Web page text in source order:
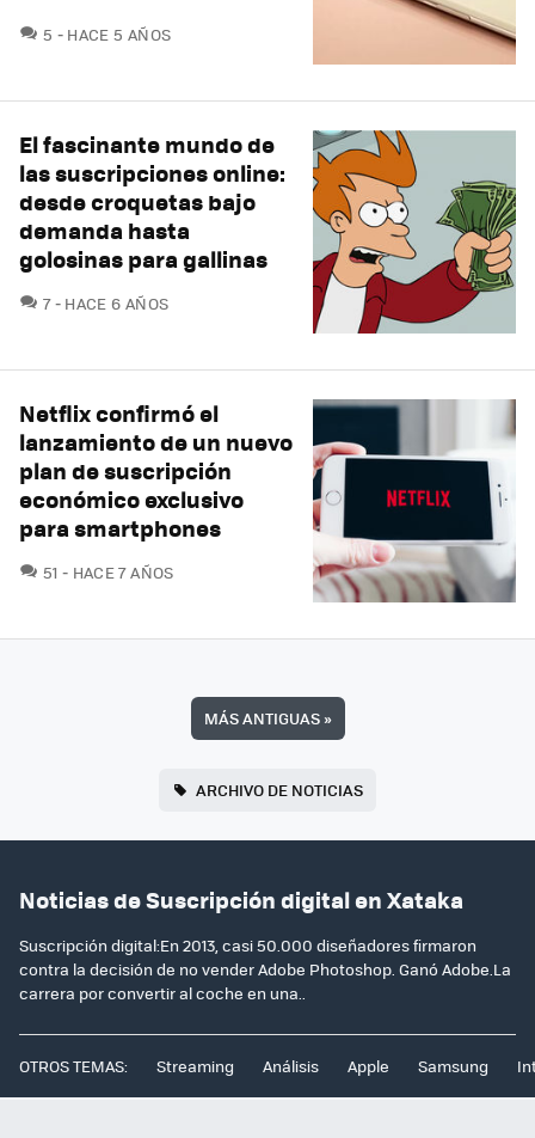
5 COMENTARIOS
HACE 5 AÑOS
El fascinante mundo de
las suscripciones online:
desde croquetas bajo
demanda hasta
golosinas para gallinas
7COMENTARIOS
HACE 6 AÑOS
Netflix confirmó el
lanzamiento de un nuevo
plan de suscripción
económico exclusivo
para smartphones
51 COMENTARIOS
HACE 7 AÑOS
MÁS ANTIGUAS»
ARCHIVO DE NOTICIAS
Noticias de Suscripción digital en Xataka
Suscripción digital:En 2013, casi 50.000 diseñadores firmaron
contra la decisión de no vender Adobe Photoshop. Ganó Adobe.La
carrera por convertir al coche en una..
OTROS TEMAS: Streaming Análisis Apple Samsung